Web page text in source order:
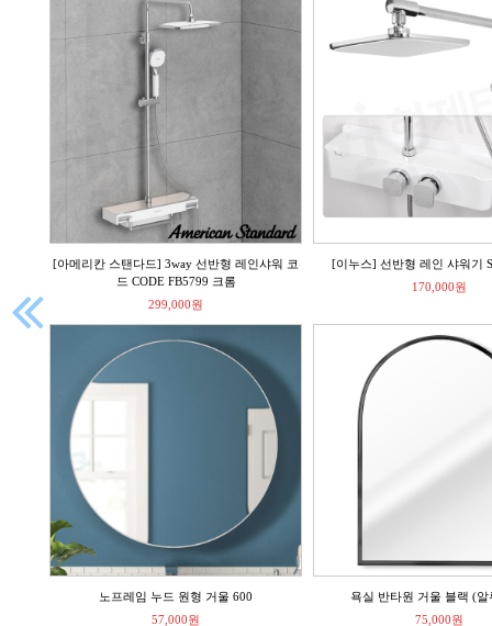
[아메리칸 스탠다드] 3way 선반형 레인샤워 코
드 CODE FB5799 크롬
299,000원
[이누스] 선반형 레인 샤워기
170,000원
노프레임 누드 원형 거울 600
57,000원
욕실 반타원 거울 블랙 (알
75,000원
